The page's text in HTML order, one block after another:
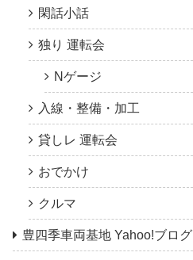
閑話小話
独り 運転会
Nゲージ
入線・整備・加工
貸しレ 運転会
おでかけ
クルマ
豊四季車両基地 Yahoo!ブログ